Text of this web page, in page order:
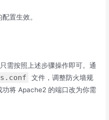
置生效。
需按照上述步骤操作即可。通
文件，调整防火墙规
将 Apache2 的端口改为你需